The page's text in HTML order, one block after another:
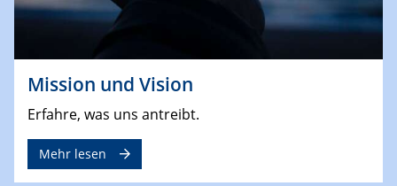
Mission und Vision
Erfahre, was uns antreibt.
Mehr lesen